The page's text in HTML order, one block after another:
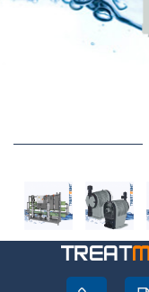
תיכנון
תוך
אחריות
שנים